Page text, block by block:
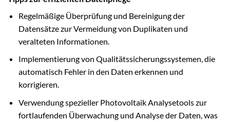
Regelmäßige Überprüfung und Bereinigung der
Datensätze zur Vermeidung von Duplikaten und
veralteten Informationen.
Implementierung von Qualitätssicherungssystemen, die
automatisch Fehler in den Daten erkennen und
korrigieren.
Verwendung spezieller Photovoltaik Analysetools zur
fortlaufenden Überwachung und Analyse der Daten, was